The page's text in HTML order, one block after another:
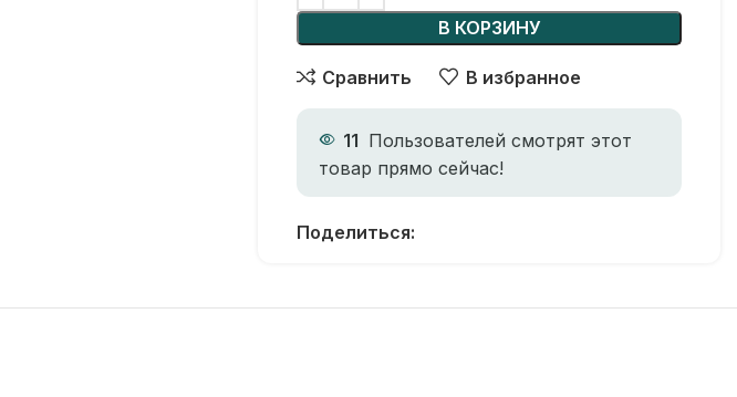
В КОРЗИНУ
Сравнить В избранное
11 Пользователей смотрят этот
товар прямо сейчас!
Поделиться: